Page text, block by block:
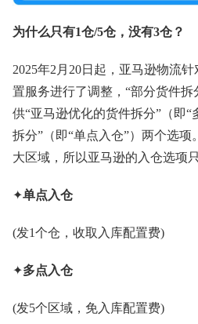
为什么只有1仓/5仓，没有3仓？
2025年2月20日起，亚马逊物流
置服务进行了调整，“部分货件拆
供“亚马逊优化的货件拆分”（即“
拆分”（即“单点入仓”）两个选
大区域，所以亚马逊的入仓选项
✦单点入仓
(发1个仓，收取入库配置费)
✦多点入仓
(发5个区域，免入库配置费)